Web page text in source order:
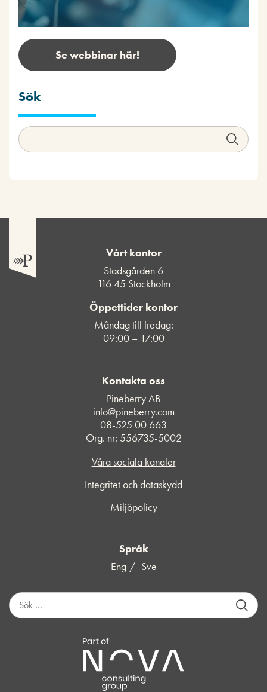
Se webbinar här!
Sök
Vårt kontor
Stadsgården 6
116 45 Stockholm
Öppettider kontor
Måndag till fredag:
09:00 – 17:00
Kontakta oss
Pineberry AB
info@pineberry.com
08-525 00 663
Org. nr: 556735-5002
Våra sociala kanaler
Integritet och dataskydd
Miljöpolicy
Språk
Eng
Sve
S
ö
k